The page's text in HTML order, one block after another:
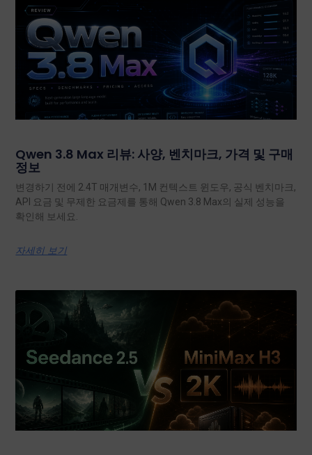
Qwen 3.8 Max 리뷰: 사양, 벤치마크, 가격 및 구매
정보
변경하기 전에 2.4T 매개변수, 1M 컨텍스트 윈도우, 공식 벤치마크,
API 요금 및 무제한 요금제를 통해 Qwen 3.8 Max의 실제 성능을
확인해 보세요.
자세히 보기